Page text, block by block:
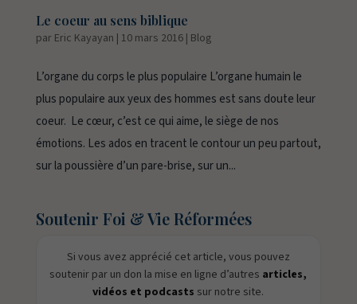
Le coeur au sens biblique
par Eric Kayayan | 10 mars 2016| Blog
L’organe du corps le plus populaire L’organe humain le
plus populaire aux yeux des hommes est sans doute leur
coeur. Le cœur, c’est ce qui aime, le siège de nos
émotions. Les ados en tracent le contour un peu partout,
sur la poussière d’un pare-brise, sur un...
Soutenir Foi & Vie Réformées
Si vous avez apprécié cet article, vous pouvez
soutenir par un don la mise en ligne d’autres articles,
vidéos et podcasts sur notre site.